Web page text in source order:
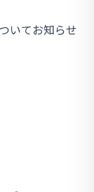
いてお知らせ